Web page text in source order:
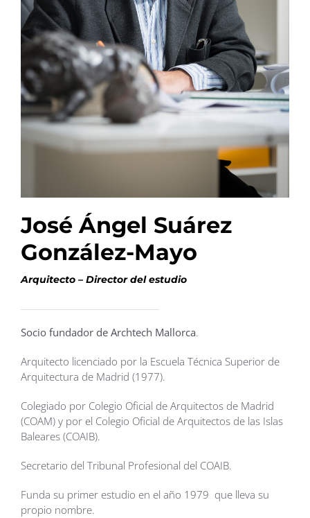
José Ángel Suárez
González-Mayo
Arquitecto – Director del estudio
Socio fundador de Archtech Mallorca.
Arquitecto licenciado por la Escuela Técnica Superior de
Arquitectura de Madrid (1977).
Colegiado por Colegio Oficial de Arquitectos de Madrid
(COAM) y por el Colegio Oficial de Arquitectos de las Islas
Baleares (COAIB).
Secretario del Tribunal Profesional del COAIB.
Funda su primer estudio en el año 1979 que lleva su
propio nombre.